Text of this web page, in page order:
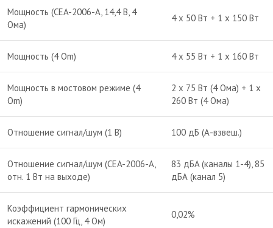
Мощность (CEA-2006-A, 14,4 В, 4
Ома)
4 х 50 Вт + 1 х 150 Вт
Мощность (4 Om) 4 х 55 Вт + 1 х 160 Вт
Мощность в мостовом режиме (4
Om)
2 х 75 Вт (4 Ома) + 1 х
260 Вт (4 Ома)
Отношение сигнал/шум (1 В) 100 дБ (А-взвеш.)
Отношение сигнал/шум (CEA-2006-A,
отн. 1 Вт на выходе)
83 дБA (каналы 1-4), 85
дБА (канал 5)
Коэффициент гармонических
искажений (100 Гц, 4 Ом)
0,02%